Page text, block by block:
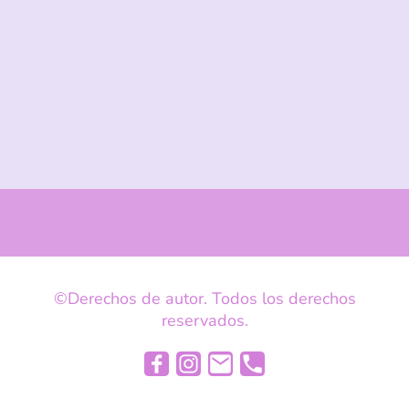
©Derechos de autor. Todos los derechos
reservados.